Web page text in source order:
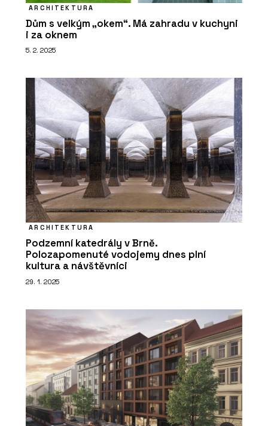
ARCHITEKTURA
Dům s velkým „okem“. Má zahradu v kuchyni
i za oknem
5. 2. 2025
ARCHITEKTURA
Podzemní katedrály v Brně.
Polozapomenuté vodojemy dnes plní
kultura a návštěvníci
29. 1. 2025